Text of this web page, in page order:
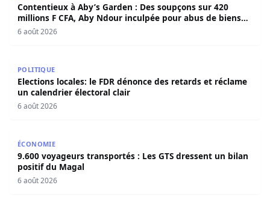
Contentieux à Aby’s Garden : Des soupçons sur 420
millions F CFA, Aby Ndour inculpée pour abus de biens
sociaux
6 août 2026
POLITIQUE
Elections locales: le FDR dénonce des retards et réclame
un calendrier électoral clair
6 août 2026
ÉCONOMIE
9.600 voyageurs transportés : Les GTS dressent un bilan
positif du Magal
6 août 2026